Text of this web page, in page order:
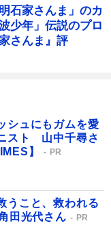
石家さんま」のカ
少年」伝説のプロ
さんま』評
シュにもガムを愛
スト 山中千尋さ
】
PR
うこと、救われる
田光代さん
PR